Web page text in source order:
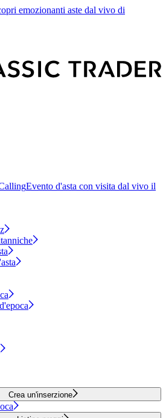
emozionanti aste dal vivo di
Evento d'asta con visita dal vivo il
Crea un'inserzione